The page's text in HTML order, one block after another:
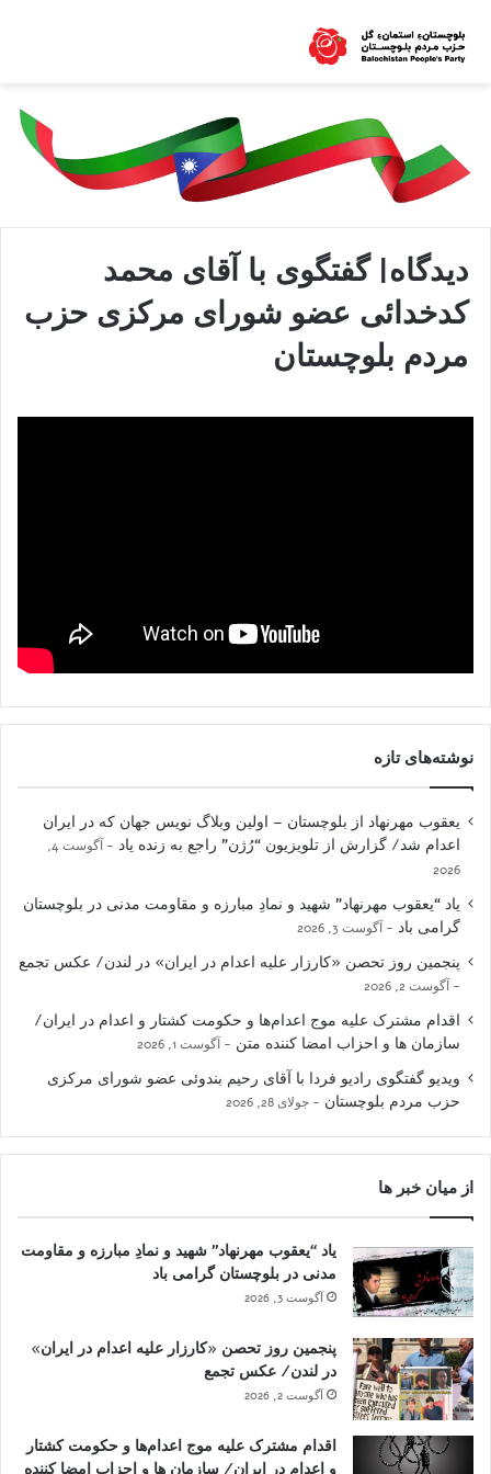
دیدگاه| گفتگوی با آقای محمد
کدخدائی عضو شورای مرکزی حزب
مردم بلوچستان
نوشته‌های تازه
یعقوب مهرنهاد از بلوچستان – اولین وبلاگ نویس جهان که در ایران
اعدام شد/ گزارش از تلویزیون “رُژن” راجع به زنده یاد
آگوست 4,
2026
یاد “یعقوب مهرنهاد” شهید و نمادِ مبارزه و مقاومت مدنی در بلوچستان
گرامی باد
آگوست 3, 2026
پنجمین روز تحصن «کارزار علیه اعدام در ایران» در لندن/ عکس تجمع
آگوست 2, 2026
اقدام مشترک علیه موج اعدام‌ها و حکومت کشتار و اعدام در ایران/
سازمان ها و احزاب امضا کننده متن
آگوست 1, 2026
ویدیو گفتگوی رادیو فردا با آقای رحیم بندوئی عضو شورای مرکزی
حزب مردم بلوچستان
جولای 28, 2026
از میان خبر ها
یاد “یعقوب مهرنهاد” شهید و نمادِ مبارزه و مقاومت
مدنی در بلوچستان گرامی باد
آگوست 3, 2026
پنجمین روز تحصن «کارزار علیه اعدام در ایران»
در لندن/ عکس تجمع
آگوست 2, 2026
اقدام مشترک علیه موج اعدام‌ها و حکومت کشتار
و اعدام در ایران/ سازمان ها و احزاب امضا کننده